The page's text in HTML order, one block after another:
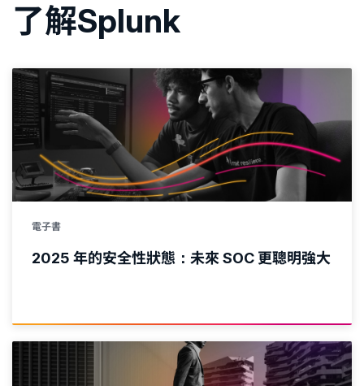
了解Splunk
電子書
2025 年的安全性狀態：未來 SOC 更聰明強大